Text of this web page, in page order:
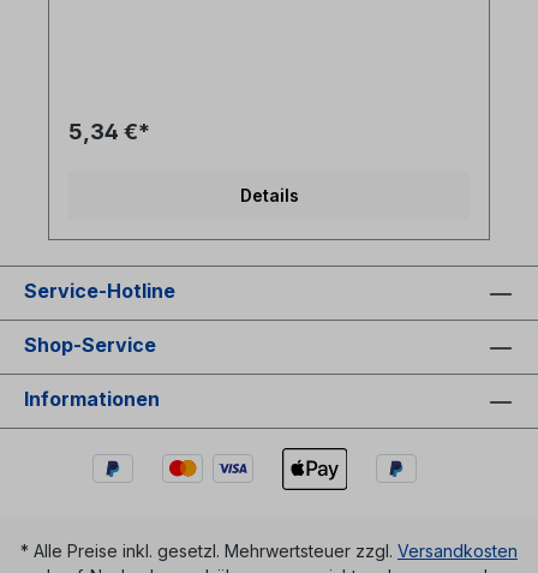
genutztTechnische Daten: Kabeltyp:
2x1E9/125µm LSZH (halogenfrei)LWL Faser:
singlemode 9/125µm OS2 G.657A1
AnfrageLWL-Stecker A: LC/PC duplexLWL-
Stecker B: LC/PC duplexAnwendung: LWL
zwischen LC duplex Ports Synonyme: fiber optic
patchcord, Glasfaser Anschlusskabel, SFP Kabel,
LWL Patch Kabel, Lichtwellenleiter Patchkabel, LC
jumper
5,34 €*
Details
Service-Hotline
Shop-Service
Informationen
* Alle Preise inkl. gesetzl. Mehrwertsteuer zzgl. Versandkosten